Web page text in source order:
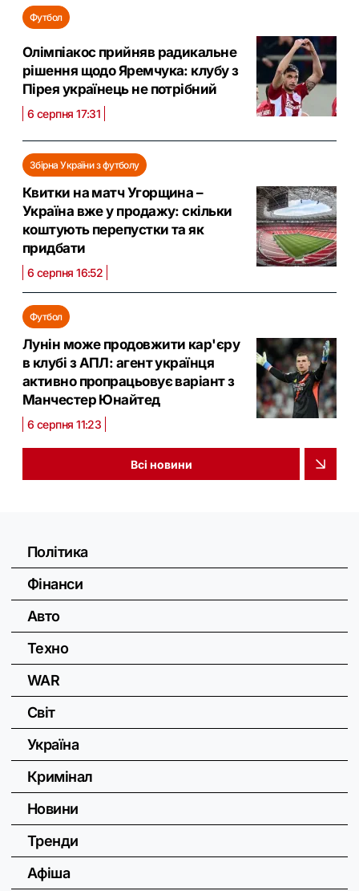
Футбол
Олімпіакос прийняв радикальне
рішення щодо Яремчука: клубу з
Пірея українець не потрібний
6 серпня 17:31
Збірна України з футболу
Квитки на матч Угорщина –
Україна вже у продажу: скільки
коштують перепустки та як
придбати
6 серпня 16:52
Футбол
Лунін може продовжити кар'єру
в клубі з АПЛ: агент українця
активно пропрацьовує варіант з
Манчестер Юнайтед
6 серпня 11:23
Всі новини
Політика
Фінанси
Авто
Техно
WAR
Світ
Україна
Кримінал
Новини
Тренди
Афіша